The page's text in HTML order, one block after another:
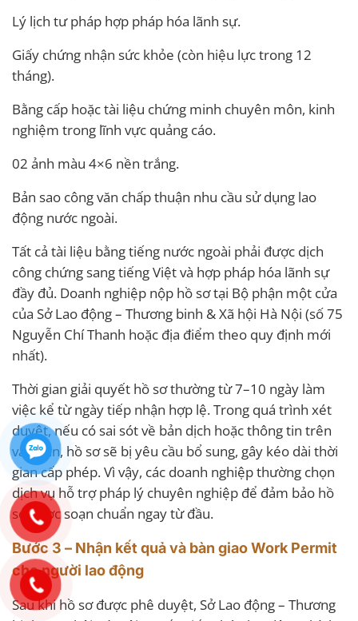
Lý lịch tư pháp hợp pháp hóa lãnh sự.
Giấy chứng nhận sức khỏe (còn hiệu lực trong 12
tháng).
Bằng cấp hoặc tài liệu chứng minh chuyên môn, kinh
nghiệm trong lĩnh vực quảng cáo.
02 ảnh màu 4×6 nền trắng.
Bản sao công văn chấp thuận nhu cầu sử dụng lao
động nước ngoài.
Tất cả tài liệu bằng tiếng nước ngoài phải được dịch
công chứng sang tiếng Việt và hợp pháp hóa lãnh sự
đầy đủ. Doanh nghiệp nộp hồ sơ tại Bộ phận một cửa
của Sở Lao động – Thương binh & Xã hội Hà Nội (số 75
Nguyễn Chí Thanh hoặc địa điểm theo quy định mới
nhất).
Thời gian giải quyết hồ sơ thường từ 7–10 ngày làm
việc kể từ ngày tiếp nhận hợp lệ. Trong quá trình xét
duyệt, nếu có sai sót về bản dịch hoặc thông tin trên
văn bản, hồ sơ sẽ bị yêu cầu bổ sung, gây kéo dài thời
gian cấp phép. Vì vậy, các doanh nghiệp thường chọn
dịch vụ hỗ trợ pháp lý chuyên nghiệp để đảm bảo hồ
sơ được soạn chuẩn ngay từ đầu.
Bước 3 – Nhận kết quả và bàn giao Work Permit
cho người lao động
Sau khi hồ sơ được phê duyệt, Sở Lao động – Thương